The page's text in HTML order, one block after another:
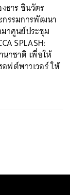
ธาร ชินวัตร
กรรมการพัฒนา
าศูนย์ประชุม
SPLASH:
นาชาติ เพื่อให้
ฟต์พาวเวอร์ ให้